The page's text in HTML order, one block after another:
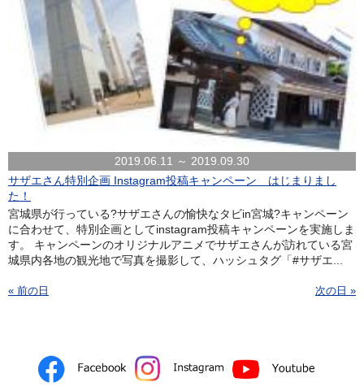
2019.06.11 ～ 2019.09.30
サザエさん特別企画 Instagram投稿キャンペーン はじまりまし
た！
宮城県が行っている?サザエさんの愉快なタビin宮城?キャンペーン
に合わせて、特別企画としてinstagram投稿キャンペーンを実施しま
す。 キャンペーンのオリジナルアニメでサザエさんが訪れている宮
城県内各地の観光地で写真を撮影して、ハッシュタグ「#サザエ...
« 前の日 次の日 »